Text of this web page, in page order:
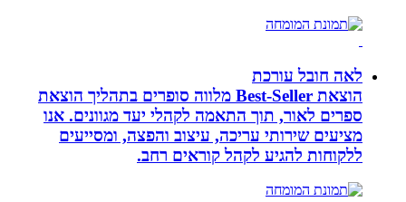
לאה חובל עורכת
הוצאת Best-Seller מלווה סופרים בתהליך הוצאת
ספרים לאור, תוך התאמה לקהלי יעד מגוונים. אנו
מציעים שירותי עריכה, עיצוב והפצה, ומסייעים
ללקוחות להגיע לקהל קוראים רחב.